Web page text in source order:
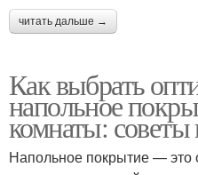
читать дальше →
Как выбрать
напольное
комнаты:
Напольное покрытие — это